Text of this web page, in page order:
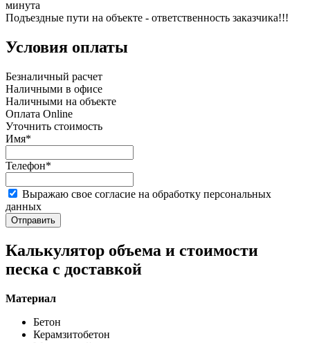
минута
Подъездные пути на объекте - ответственность заказчика!!!
Условия оплаты
Безналичный расчет
Наличными в офисе
Наличными на объекте
Оплата Online
Уточнить стоимость
Имя*
Телефон*
Выражаю свое согласие на обработку персональных
данных
Отправить
Калькулятор объема и стоимости
песка с доставкой
Материал
Бетон
Керамзитобетон